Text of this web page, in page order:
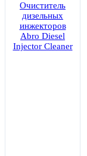
Очиститель
дизельных
инжекторов
Abro Diesel
Injector Cleaner